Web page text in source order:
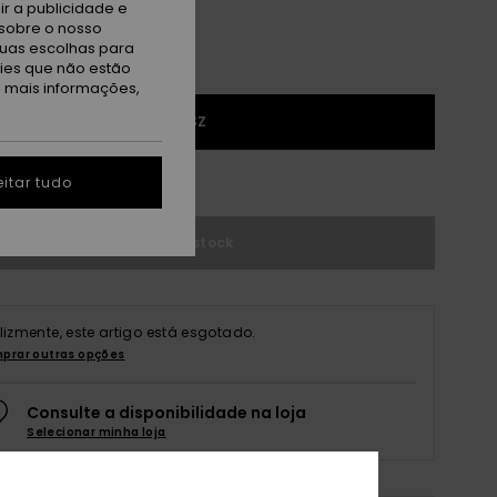
1SZ
guia de tamanhos
este artigo está esgotado.
outras opções
Consulte a disponibilidade na loja
Selecionar minha loja
a publicidade e
o nosso
escolhas para
que não estão
informações,
tudo